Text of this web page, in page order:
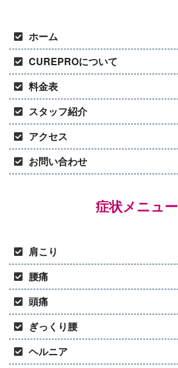
ホーム
CUREPROについて
料金表
スタッフ紹介
アクセス
お問い合わせ
症状メニュー
肩こり
腰痛
頭痛
ぎっくり腰
ヘルニア